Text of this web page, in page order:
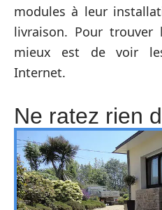
modules à leur
livraison. Pour
mieux est de voir
Internet.
Ne ratez rien